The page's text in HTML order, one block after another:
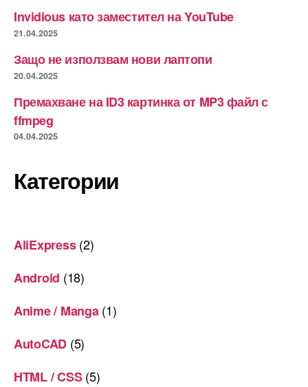
Invidious като заместител на YouTube
21.04.2025
Защо не използвам нови лаптопи
20.04.2025
Премахване на ID3 картинка от MP3 файл с
ffmpeg
04.04.2025
Категории
AliExpress(2)
Android (18)
Anime / Manga(1)
AutoCAD (5)
HTML / CSS(5)